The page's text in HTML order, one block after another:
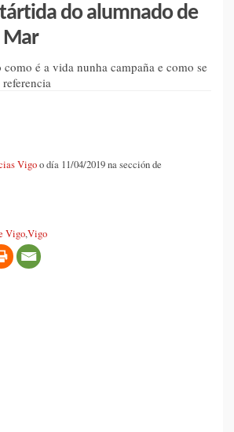
do alumnado de
Mar
é a vida nunha campaña e como se
Vigoo día 11/04/2019 na sección de
Vigo,Vigo